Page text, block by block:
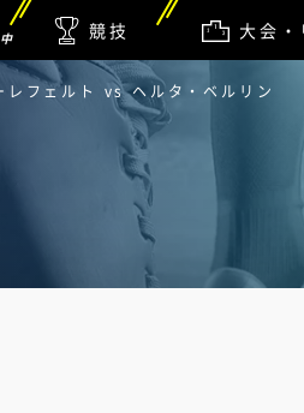
競技 大会・
レフェルト vs ヘルタ・ベルリン